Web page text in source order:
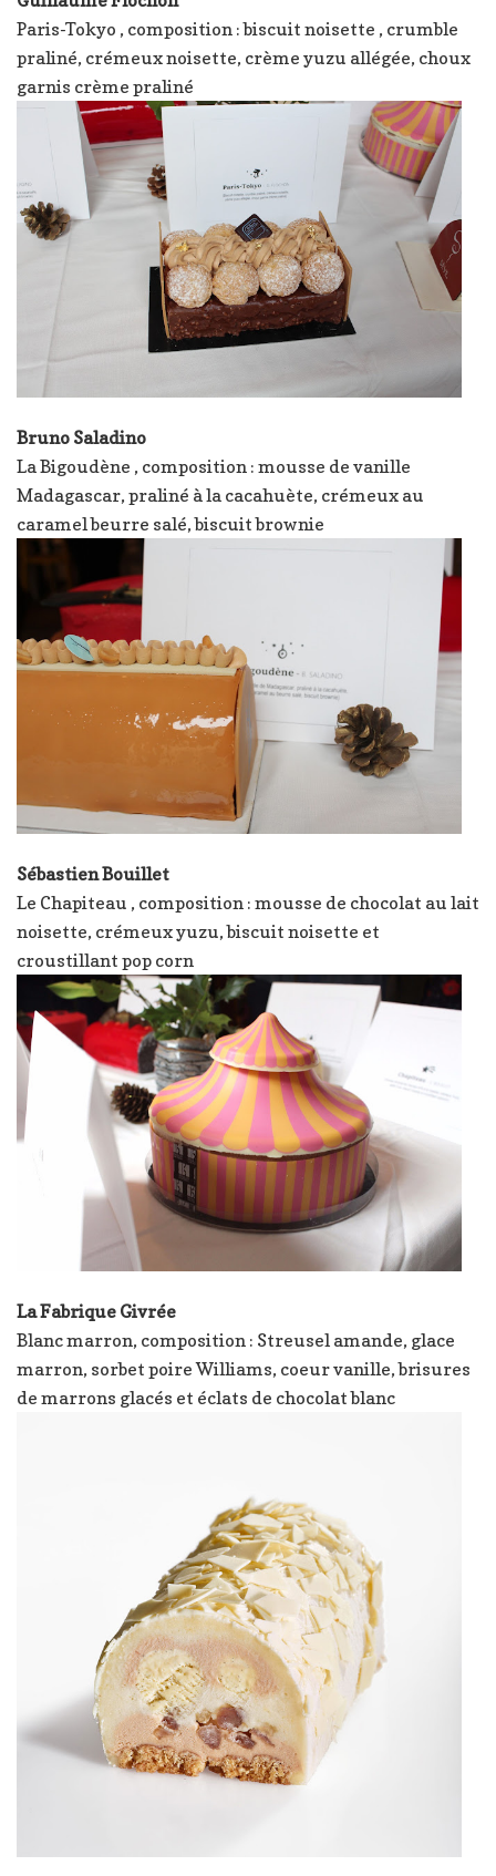
Paris-Tokyo , composition : biscuit noisette , crumble
praliné, crémeux noisette, crème yuzu allégée, choux
garnis crème praliné
Bruno Saladino
La Bigoudène , composition : mousse de vanille
Madagascar, praliné à la cacahuète, crémeux au
caramel beurre salé, biscuit brownie
Sébastien Bouillet
Le Chapiteau , composition : mousse de chocolat au lait
noisette, crémeux yuzu, biscuit noisette et
croustillant pop corn
La Fabrique Givrée
Blanc marron, composition : Streusel amande, glace
marron, sorbet poire Williams, coeur vanille, brisures
de marrons glacés et éclats de chocolat blanc